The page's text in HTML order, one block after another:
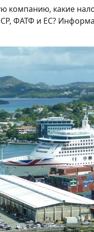
компанию, какие
ФАТФ и ЕС?